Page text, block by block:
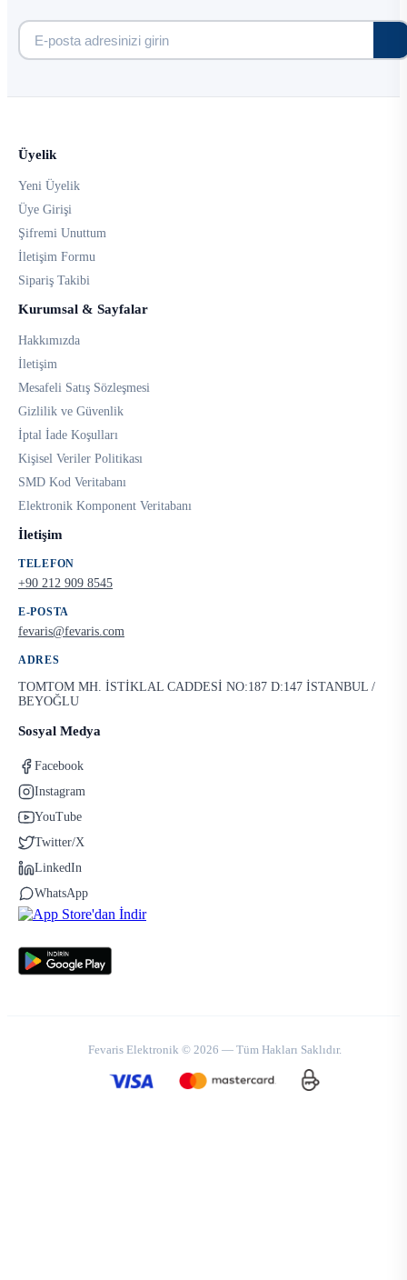
Üyelik
Yeni Üyelik
Üye Girişi
Şifremi Unuttum
İletişim Formu
Sipariş Takibi
Kurumsal & Sayfalar
Hakkımızda
İletişim
Mesafeli Satış Sözleşmesi
Gizlilik ve Güvenlik
İptal İade Koşulları
Kişisel Veriler Politikası
SMD Kod Veritabanı
Elektronik Komponent Veritabanı
İletişim
TELEFON
+90 212 909 8545
E-POSTA
fevaris@fevaris.com
ADRES
TOMTOM MH. İSTİKLAL CADDESİ NO:187 D:147 İSTANBUL /
BEYOĞLU
Sosyal Medya
Facebook
Instagram
YouTube
Twitter/X
LinkedIn
WhatsApp
Fevaris Elektronik © 2026 — Tüm Hakları Saklıdır.